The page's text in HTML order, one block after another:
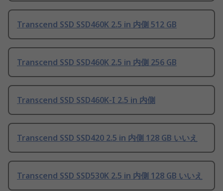
Transcend SSD SSD460K 2.5 in 内側 512 GB
Transcend SSD SSD460K 2.5 in 内側 256 GB
Transcend SSD SSD460K-I 2.5 in 内側
Transcend SSD SSD420 2.5 in 内側 128 GB いいえ
Transcend SSD SSD530K 2.5 in 内側 128 GB いいえ